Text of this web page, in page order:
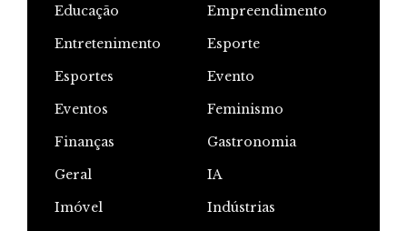
Educação
Empreendimento
Entretenimento
Esporte
Esportes
Evento
Eventos
Feminismo
Finanças
Gastronomia
Geral
IA
Imóvel
Indústrias